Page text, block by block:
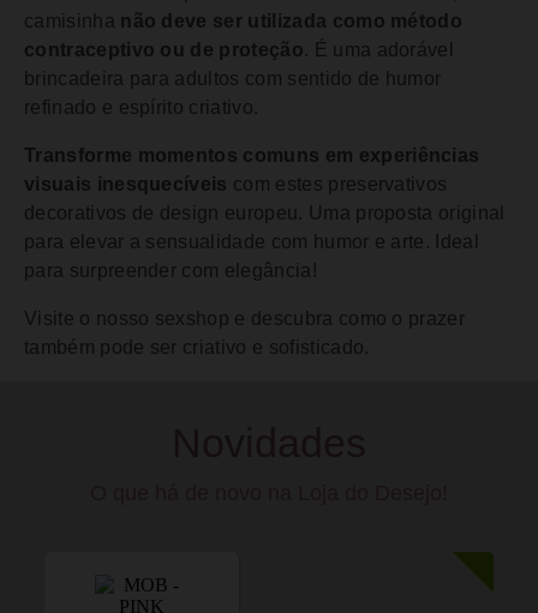
camisinha não deve ser utilizada como método
contraceptivo ou de proteção. É uma adorável
brincadeira para adultos com sentido de humor
refinado e espírito criativo.
Transforme momentos comuns em experiências
visuais inesquecíveis com estes preservativos
decorativos de design europeu. Uma proposta original
para elevar a sensualidade com humor e arte. Ideal
para surpreender com elegância!
Visite o nosso sexshop e descubra como o prazer
também pode ser criativo e sofisticado.